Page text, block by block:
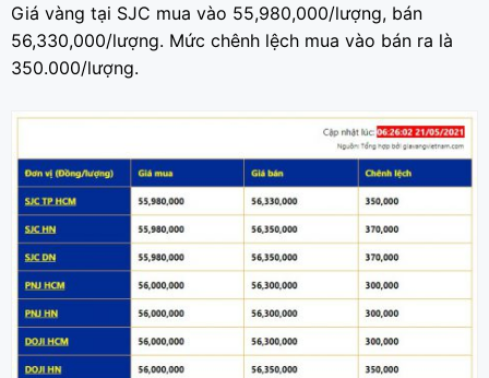
Giá vàng tại SJC mua vào 55,980,000/lượng, bán
56,330,000/lượng. Mức chênh lệch mua vào bán ra là
350.000/lượng.